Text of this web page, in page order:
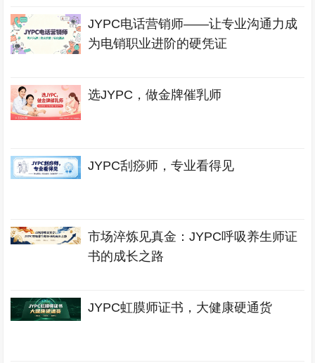
JYPC电话营销师——让专业沟通力成
为电销职业进阶的硬凭证
选JYPC，做金牌催乳师
JYPC刮痧师，专业看得见
市场淬炼见真金：JYPC呼吸养生师证
书的成长之路
JYPC虹膜师证书，大健康硬通货